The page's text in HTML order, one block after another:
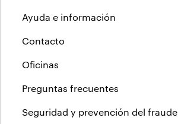
Ayuda e información
Contacto
Oficinas
Preguntas frecuentes
Seguridad y prevención del fraude